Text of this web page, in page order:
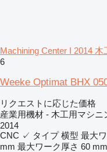
Machining Center I 2014
6
Weeke Optimat BHX
リクエストに応じた価格
産業用機材 - 木工用マシニ
2014
CNC ✓ タイプ 横型 最大
mm 最大ワーク厚さ 60 mm